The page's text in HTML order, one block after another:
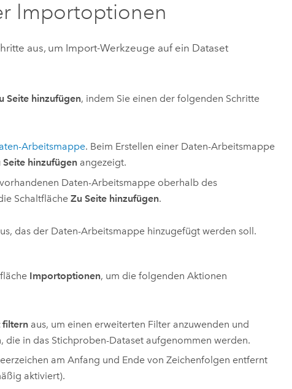
Importoptionen
aus, um Import-Werkzeuge auf ein Dataset
Seite hinzufügen, indem Sie einen der folgenden Schritte
Arbeitsmappe. Beim Erstellen einer Daten-Arbeitsmappe
Seite hinzufügenangezeigt.
Daten-Arbeitsmappe oberhalb des
Schaltfläche Zu Seite hinzufügen.
das der Daten-Arbeitsmappe hinzugefügt werden soll.
Importoptionen, um die folgenden Aktionen
filternaus, um einen erweiterten Filter anzuwenden und
die in das Stichproben-Dataset aufgenommen werden.
am Anfang und Ende von Zeichenfolgen entfernt
aktiviert).